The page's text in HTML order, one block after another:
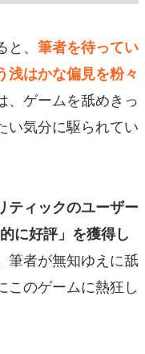
、 筆者を待ってい
浅はかな偏見を粉々
、ゲームを舐めきっ
い気分に駆られてい
ティックのユーザー
に好評」を獲得し
筆者が無知ゆえに舐
このゲームに熱狂し